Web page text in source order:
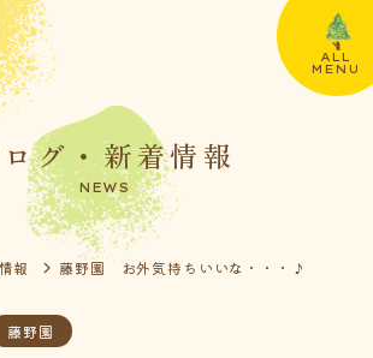
ALL
MENU
グ・新着情報
NEWS
報 藤野園 お外気持ちいいな・・・♪
藤野園